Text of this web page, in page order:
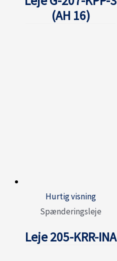
(AH 16)
Hurtig visning
Spænderingsleje
Leje 205-KRR-INA